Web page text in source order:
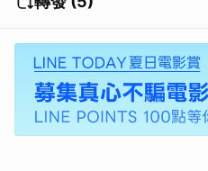
取消